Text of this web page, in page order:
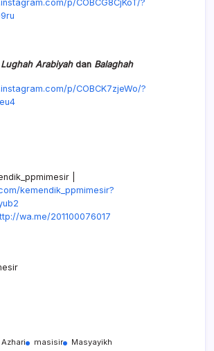
p/COBCG8CjKoT/?
Lughah Arabiyah dan Balaghah
p/COBCK7zjeWo/?
|
kemendik_ppmimesir?
wa.me/201100076017
Azhari masisir Masyayikh